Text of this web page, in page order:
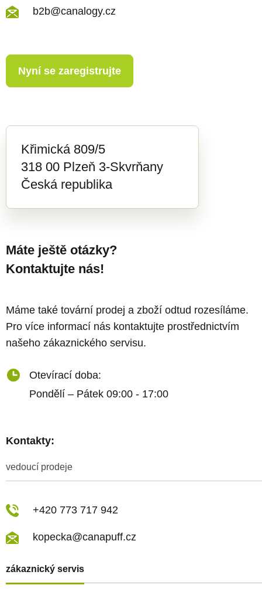
b2b@canalogy.cz
Nyní se zaregistrujte
Křimická 809/5
318 00 Plzeň 3-Skvrňany
Česká republika
Máte ještě otázky?
Kontaktujte nás!
Máme také tovární prodej a zboží odtud rozesíláme.
Pro více informací nás kontaktujte prostřednictvím
našeho zákaznického servisu.
Otevírací doba:
Pondělí – Pátek 09:00 - 17:00
Kontakty:
zákaznický servis
vedoucí prodeje
+420 773 717 942
kopecka@canapuff.cz